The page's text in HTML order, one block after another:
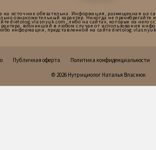
источник обязательна. Информация, размещенная на
ознакомительный характер. Никогда не
либо на сайтах, которые на него
возникший в любом случае от использования
информации, представленной на сайте
Публичная оферта Политика конфиденциальности
© 2026 Нутрициолог Наталья Власнюк